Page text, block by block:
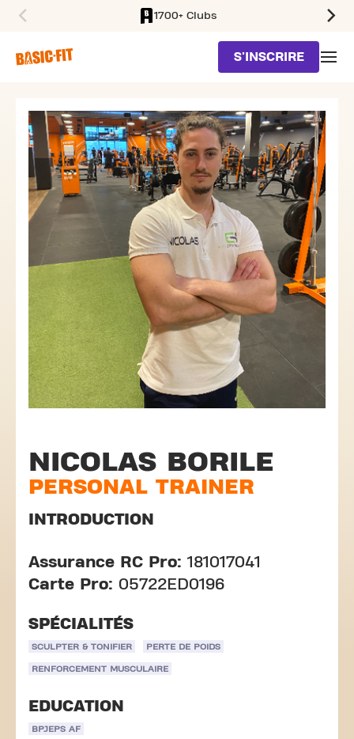
1700+ Clubs
S'INSCRIRE
NICOLAS BORILE
PERSONAL TRAINER
INTRODUCTION
Assurance RC Pro: 181017041
Carte Pro: 05722ED0196
SPÉCIALITÉS
SCULPTER & TONIFIER PERTE DE POIDS
RENFORCEMENT MUSCULAIRE
EDUCATION
BPJEPS AF